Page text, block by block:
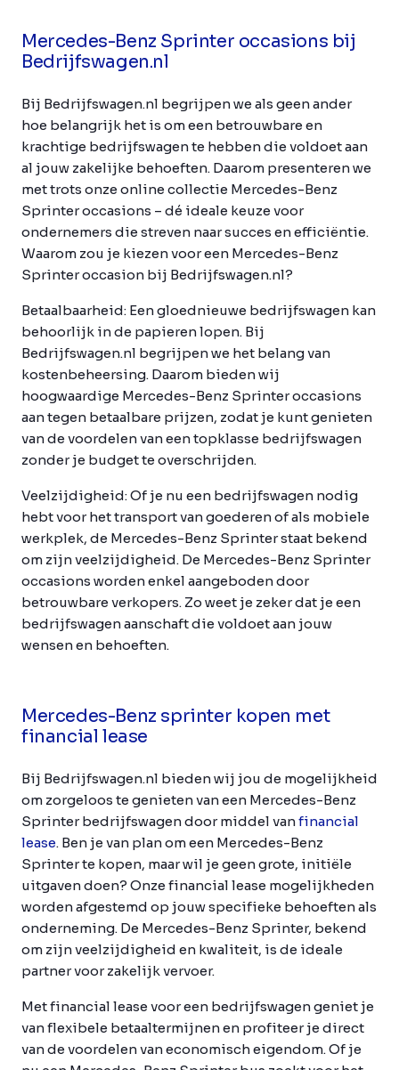
Mercedes-Benz Sprinter occasions bij
Bedrijfswagen.nl
Bij Bedrijfswagen.nl begrijpen we als geen ander
hoe belangrijk het is om een betrouwbare en
krachtige bedrijfswagen te hebben die voldoet aan
al jouw zakelijke behoeften. Daarom presenteren we
met trots onze online collectie Mercedes-Benz
Sprinter occasions – dé ideale keuze voor
ondernemers die streven naar succes en efficiëntie.
Waarom zou je kiezen voor een Mercedes-Benz
Sprinter occasion bij Bedrijfswagen.nl?
Betaalbaarheid: Een gloednieuwe bedrijfswagen kan
behoorlijk in de papieren lopen. Bij
Bedrijfswagen.nl begrijpen we het belang van
kostenbeheersing. Daarom bieden wij
hoogwaardige Mercedes-Benz Sprinter occasions
aan tegen betaalbare prijzen, zodat je kunt genieten
van de voordelen van een topklasse bedrijfswagen
zonder je budget te overschrijden.
Veelzijdigheid:Of je nu een bedrijfswagen nodig
hebt voor het transport van goederen of als mobiele
werkplek, de Mercedes-Benz Sprinter staat bekend
om zijn veelzijdigheid. De Mercedes-Benz Sprinter
occasions worden enkel aangeboden door
betrouwbare verkopers. Zo weet je zeker dat je een
bedrijfswagen aanschaft die voldoet aan jouw
wensen en behoeften.
Mercedes-Benz sprinter kopen met
financial lease
Bij Bedrijfswagen.nl bieden wij jou de mogelijkheid
om zorgeloos te genieten van een Mercedes-Benz
Sprinter bedrijfswagen door middel vanfinancial
lease. Ben je van plan om een Mercedes-Benz
Sprinter te kopen, maar wil je geen grote, initiële
uitgaven doen? Onze financial lease mogelijkheden
worden afgestemd op jouw specifieke behoeften als
onderneming. De Mercedes-Benz Sprinter, bekend
om zijn veelzijdigheid en kwaliteit, is de ideale
partner voor zakelijk vervoer.
Met financial lease voor een bedrijfswagen geniet je
van flexibele betaaltermijnen en profiteer je direct
van de voordelen van economisch eigendom. Of je